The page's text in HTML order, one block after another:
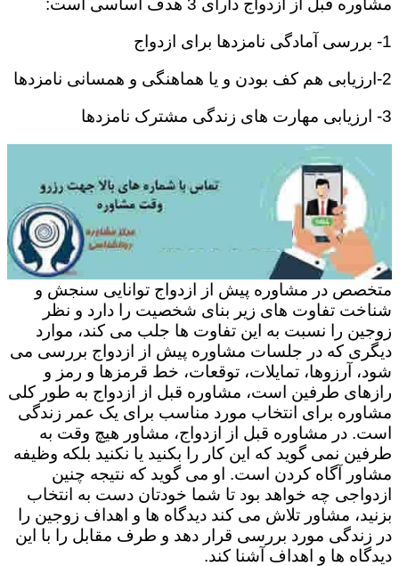
مشاوره قبل از ازدواج دارای 3 هدف اساسی است:
1- بررسی آمادگی نامزدها برای ازدواج
2-ارزیابی هم کف بودن و یا هماهنگی و همسانی نامزدها
3- ارزیابی مهارت های زندگی مشترک نامزدها
متخصص در مشاوره پیش از ازدواج توانایی سنجش و
شناخت تفاوت های زیر بنای شخصیت را دارد و نظر
زوجین را نسبت به این تفاوت ها جلب می کند، موارد
دیگری که در جلسات مشاوره پیش از ازدواج بررسی می
شود، آرزوها، تمایلات، توقعات، خط قرمزها و رمز و
رازهای طرفین است، مشاوره قبل از ازدواج به طور کلی
مشاوره برای انتخاب مورد مناسب برای یک عمر زندگی
است. در مشاوره قبل از ازدواج، مشاور هیچ وقت به
طرفین نمی گوید که این کار را بکنید یا نکنید بلکه وظیفه
مشاور آگاه کردن است. او می گوید که نتیجه چنین
ازدواجی چه خواهد بود تا شما خودتان دست به انتخاب
بزنید، مشاور تلاش می کند دیدگاه ها و اهداف زوجین را
در زندگی مورد بررسی قرار دهد و طرف مقابل را با این
دیدگاه ها و اهداف آشنا کند.